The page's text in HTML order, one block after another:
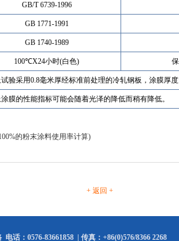
GB/T 6739-1996
GB 1771-1991
GB 1740-1989
100℃X24小时(白色)
试验采用0.8毫米厚经标准前处理的冷轧钢板，涂膜厚度
膜的性能指标可能会随着光泽的降低而稍有降低。
的粉末涂料使用率计算)
+ 返回 +
话：0576-83661858 | 传真：+86(0)576/8366 2268